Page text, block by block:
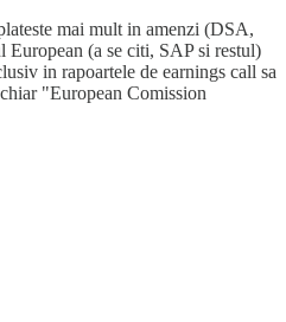
mai mult in amenzi (DSA,
(a se citi, SAP si restul)
in rapoartele de earnings call sa
"European Comission